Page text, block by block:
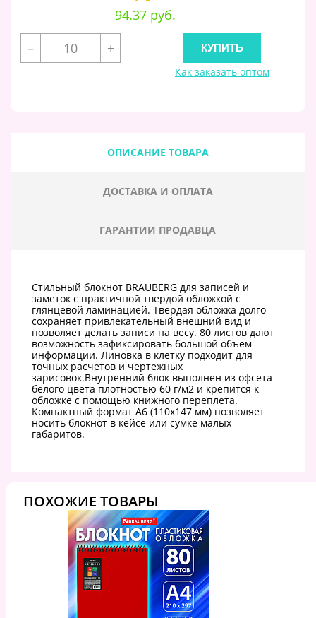
94.37 руб.
–
+
Как заказать оптом
ОПИСАНИЕ ТОВАРА
ДОСТАВКА И ОПЛАТА
ГАРАНТИИ ПРОДАВЦА
Стильный блокнот BRAUBERG для записей и
заметок с практичной твердой обложкой с
глянцевой ламинацией. Твердая обложка долго
сохраняет привлекательный внешний вид и
позволяет делать записи на весу. 80 листов дают
возможность зафиксировать большой объем
информации. Линовка в клетку подходит для
точных расчетов и чертежных
зарисовок.Внутренний блок выполнен из офсета
белого цвета плотностью 60 г/м2 и крепится к
обложке с помощью книжного переплета.
Компактный формат А6 (110х147 мм) позволяет
носить блокнот в кейсе или сумке малых
габаритов.
ПОХОЖИЕ ТОВАРЫ